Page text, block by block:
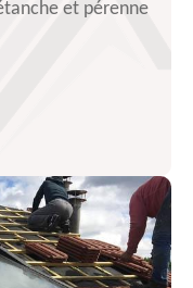
et pérenne